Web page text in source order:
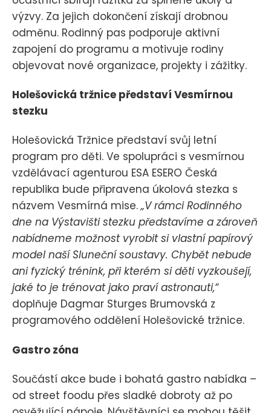
výzvy. Za jejich dokončení získají drobnou
odměnu. Rodinný pas podporuje aktivní
zapojení do programu a motivuje rodiny
objevovat nové organizace, projekty i zážitky.
Holešovická tržnice představí Vesmírnou
stezku
Holešovická Tržnice představí svůj letní
program pro děti. Ve spolupráci s vesmírnou
vzdělávací agenturou ESA ESERO Česká
republika bude připravena úkolová stezka s
názvem Vesmírná mise.„V rámci Rodinného
dne na Výstavišti stezku představíme a zároveň
nabídneme možnost vyrobit si vlastní papírový
model naší Sluneční soustavy. Chybět nebude
ani fyzický trénink, při kterém si děti vyzkoušejí,
jaké to je trénovat jako praví astronauti,“
doplňuje Dagmar Sturges Brumovská z
programového oddělení Holešovické tržnice.
Gastro zóna
Součástí akce bude i bohatá gastro nabídka –
od street foodu přes sladké dobroty až po